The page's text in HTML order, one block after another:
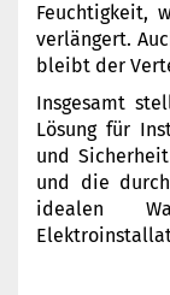
Feuchtigkeit,
verlängert.
bleibt der
Insgesamt
Lösung für
und
und die
idealen